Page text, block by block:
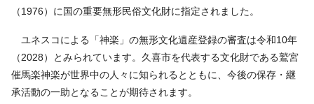
（1976）に国の重要無形民俗文化財に指定されました。
ユネスコによる「神楽」の無形文化遺産登録の審査は令和10年
（2028）とみられています。久喜市を代表する文化財である鷲宮
催馬楽神楽が世界中の人々に知られるとともに、今後の保存・継
承活動の一助となることが期待されます。